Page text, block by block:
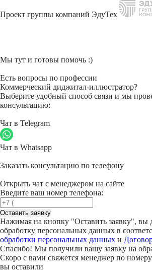
Проект группы компаний ЭдуТех
Мы тут и готовы помочь :)
Есть вопросы по профессии
Коммерческий диджитал-иллюстратор?
Выберите удобный способ связи и мы
консультацию:
Чат в Telegram
Чат в Whatsapp
Заказать консультацию по телефону
Открыть чат с менеджером на сайте
Введите ваш номер телефона:
Оставить заявку
Нажимая на кнопку "Оставить заявку", вы
обработку персональных данных в
обработки персональных данных и
Спасибо! Мы получили вашу заявку на
Скоро с вами свяжется менеджер по
вы оставили